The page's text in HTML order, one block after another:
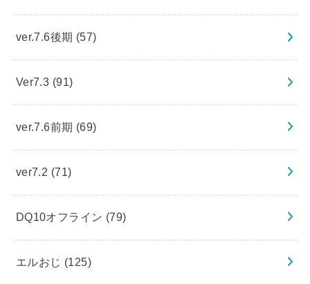
ver.7.6後期 (57)
Ver7.3 (91)
ver.7.6前期 (69)
ver7.2 (71)
DQ10オフライン (79)
エルおじ (125)